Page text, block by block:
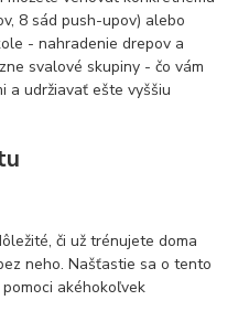
8 sád push-upov) alebo
- nahradenie drepov a
svalové skupiny - čo vám
a udržiavať ešte vyššiu
či už trénujete doma
neho. Našťastie sa o tento
akéhokoľvek